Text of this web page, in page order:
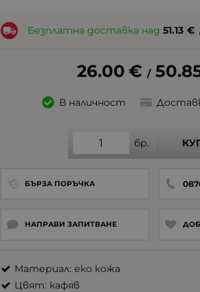
Безплатна доставка над 51.13 €
26.00 € /
В наличност
бр.
БЪРЗА ПОРЪЧКА
НАПРАВИ ЗАПИТВАНЕ
Материал: еко кожа
Цвят: кафяв